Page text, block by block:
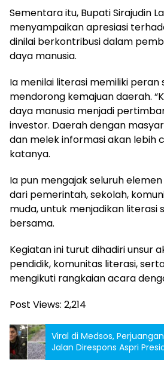
Sementara itu, Bupati Sirajudin
menyampaikan apresiasi
dinilai berkontribusi dalam
daya manusia.
Ia menilai literasi memiliki
mendorong kemajuan daerah.
daya manusia menjadi
investor. Daerah dengan
dan melek informasi akan lebih
katanya.
Ia pun mengajak seluruh
dari pemerintah, sekolah,
muda, untuk menjadikan literasi
bersama.
Kegiatan ini turut dihadiri unsur
pendidik, komunitas literasi,
mengikuti rangkaian acara
Post Views: 2,214
Viral di Medsos,
Jalan Direspons Aspri